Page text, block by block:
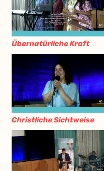
Übernatürliche Kraft
Christliche Sichtweise